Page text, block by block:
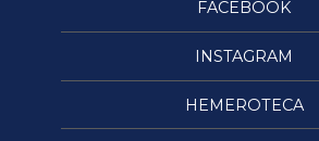
FACEBOOK
INSTAGRAM
HEMEROTECA